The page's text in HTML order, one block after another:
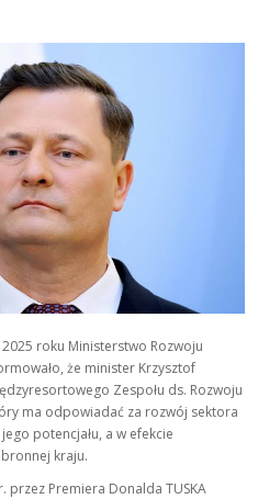
roku Ministerstwo Rozwoju
że minister Krzysztof
Zespołu ds. Rozwoju
ma odpowiadać za rozwój sektora
potencjału, a w efekcie
kraju.
przez Premiera Donalda TUSKA